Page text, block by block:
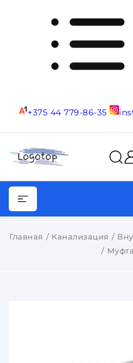
+375 44 779-86-35
Главная Канализация